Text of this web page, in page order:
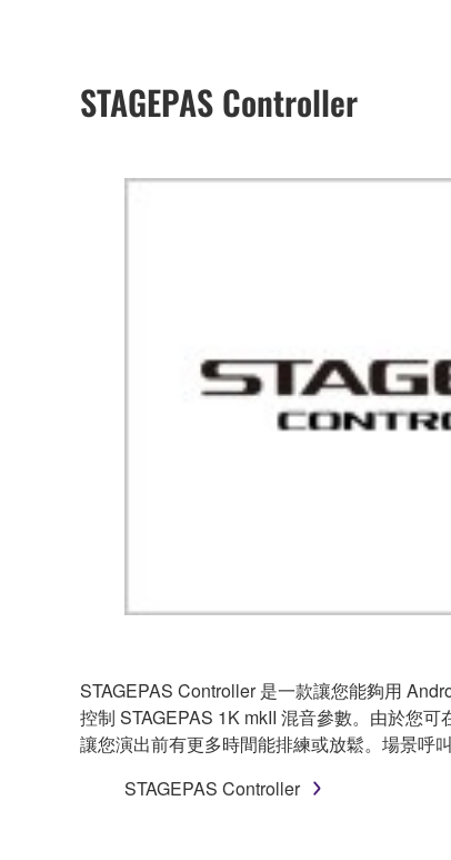
STAGEPAS Controller
STAGEPAS Controller 是一款讓您能夠用
控制 STAGEPAS 1K mkII 混音參數。由於您
讓您演出前有更多時間能排練或放鬆。場景呼
STAGEPAS Controller